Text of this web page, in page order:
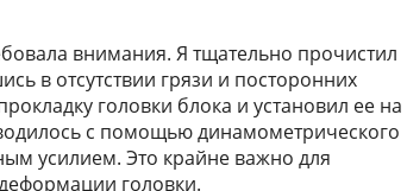
внимания. Я тщательно прочистил
в отсутствии грязи и посторонних
головки блока и установил ее на
с помощью динамометрического
усилием. Это крайне важно для
головки.